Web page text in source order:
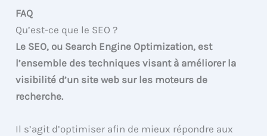
FAQ
Qu’est-ce que le SEO ?
Le SEO, ou Search Engine Optimization, est
l’ensemble des techniques visant à améliorer la
visibilité d’un site web sur les moteurs de
recherche.
Il s’agit d’optimiser afin de mieux répondre aux